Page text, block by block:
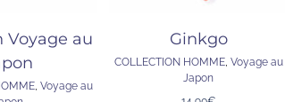
Voyage au
, Voyage au
Ginkgo
COLLECTION HOMME, Voyage au
Japon
5